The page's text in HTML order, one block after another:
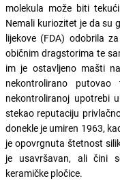
molekula može biti
Nemali kuriozitet je da su
lijekove (FDA) odobrila
običnim dragstorima te
im je ostavljeno mašti
nekontrolirano
nekontroliranoj upotrebi
stekao reputaciju
donekle je umiren 1963,
je opovrgnuta štetnost
je usavršavan, ali čini
keramičke pločice.